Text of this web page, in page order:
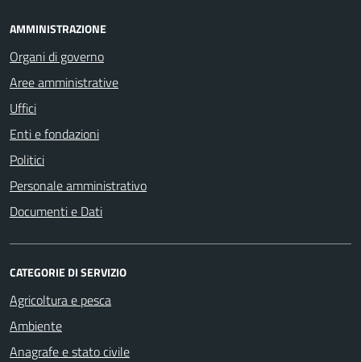
AMMINISTRAZIONE
Organi di governo
Aree amministrative
Uffici
Enti e fondazioni
Politici
Personale amministrativo
Documenti e Dati
CATEGORIE DI SERVIZIO
Agricoltura e pesca
Ambiente
Anagrafe e stato civile